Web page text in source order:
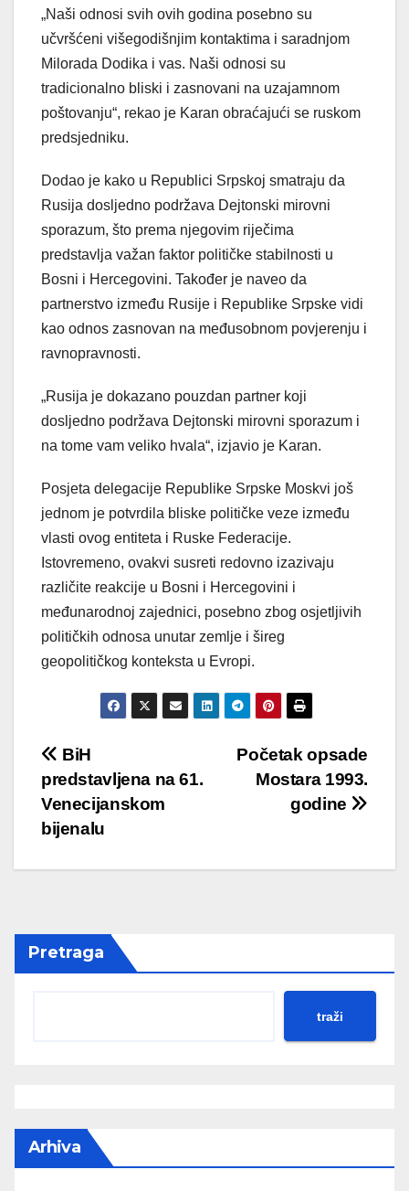
„Naši odnosi svih ovih godina posebno su
učvršćeni višegodišnjim kontaktima i saradnjom
Milorada Dodika i vas. Naši odnosi su
tradicionalno bliski i zasnovani na uzajamnom
poštovanju“, rekao je Karan obraćajući se ruskom
predsjedniku.
Dodao je kako u Republici Srpskoj smatraju da
Rusija dosljedno podržava Dejtonski mirovni
sporazum, što prema njegovim riječima
predstavlja važan faktor političke stabilnosti u
Bosni i Hercegovini. Također je naveo da
partnerstvo između Rusije i Republike Srpske vidi
kao odnos zasnovan na međusobnom povjerenju i
ravnopravnosti.
„Rusija je dokazano pouzdan partner koji
dosljedno podržava Dejtonski mirovni sporazum i
na tome vam veliko hvala“, izjavio je Karan.
Posjeta delegacije Republike Srpske Moskvi još
jednom je potvrdila bliske političke veze između
vlasti ovog entiteta i Ruske Federacije.
Istovremeno, ovakvi susreti redovno izazivaju
različite reakcije u Bosni i Hercegovini i
međunarodnoj zajednici, posebno zbog osjetljivih
političkih odnosa unutar zemlje i šireg
geopolitičkog konteksta u Evropi.
Post
navigation
Početak opsade
Mostara 1993.
godine
BiH
predstavljena na 61.
Venecijanskom
bijenalu
Pretraga
traži
Arhiva